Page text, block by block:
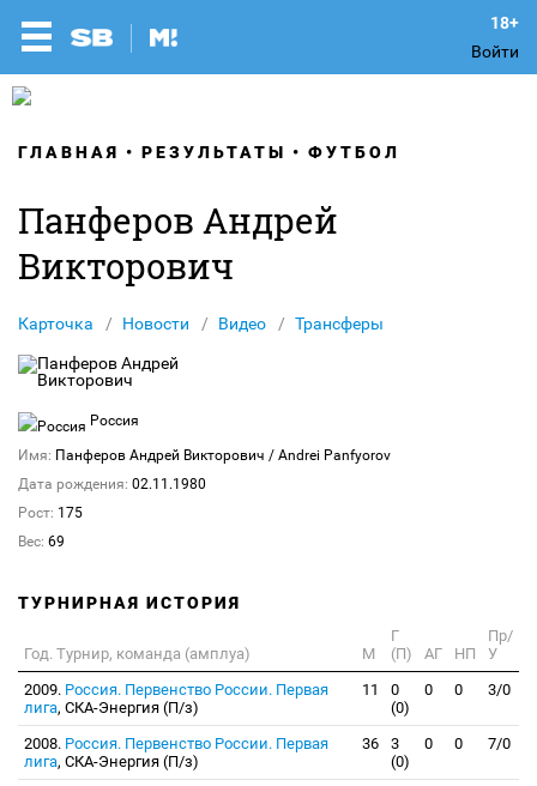
Войти
ГЛАВНАЯ РЕЗУЛЬТАТЫ ФУТБОЛ
Панферов Андрей
Викторович
Карточка Новости Видео Трансферы
Россия
Имя: Панферов Андрей Викторович / Andrei Panfyorov
Дата рождения: 02.11.1980
Рост: 175
Вес: 69
ТУРНИРНАЯ ИСТОРИЯ
Год. Турнир, команда (амплуа) М
Г
(П)
АГ НП
Пр/
У
2009. Россия. Первенство России. Первая
лига, СКА-Энергия (П/з)
11
0
(0)
0 0 3/0
2008. Россия. Первенство России. Первая
лига, СКА-Энергия (П/з)
36
3
(0)
0 0 7/0